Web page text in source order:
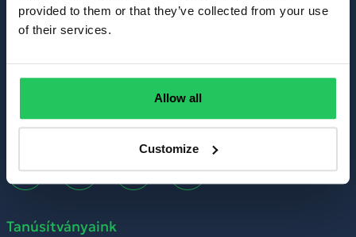
provided to them or that they’ve collected from your use
of their services.
Allow all
Customize
Kapcsolat
Tanúsítványaink